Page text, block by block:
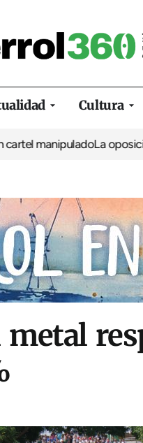
Cultura
La oposición